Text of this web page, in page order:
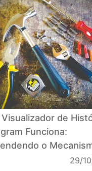
de
Funciona:
o
29/